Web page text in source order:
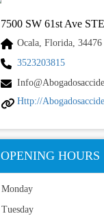
7500 SW 61st Ave
Ocala, Florida, 34476
3523203815
Http://
OPENING HOURS
Monday
Tuesday